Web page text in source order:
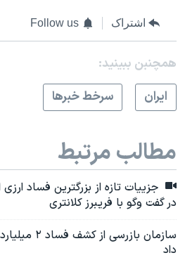
اشتراک Follow us
همچنبن ببینید:
ايران
سرخط خبرها
مطالب مرتبط
جزییات تازه از بزرگترین فساد
در گفت وگو با فریبرز کلانتری
سازمان
داد